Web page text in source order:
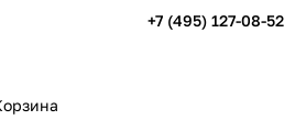
+7 (495) 127-08-52